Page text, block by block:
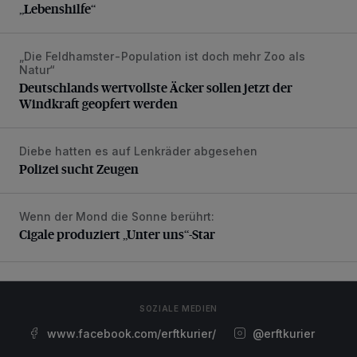
„Lebenshilfe“
Deutschlands wertvollste Äcker sollen jetzt der Windkraft
„Die Feldhamster-Population ist doch mehr Zoo als
Natur“
Deutschlands wertvollste Äcker sollen jetzt der
Windkraft geopfert werden
Polizei sucht Zeugen
Diebe hatten es auf Lenkräder abgesehen
Polizei sucht Zeugen
Cigale produziert „Unter uns“-Star
Wenn der Mond die Sonne berührt:
Cigale produziert „Unter uns“-Star
SOZIALE MEDIEN
www.facebook.com/erftkurier/ @erftkurier